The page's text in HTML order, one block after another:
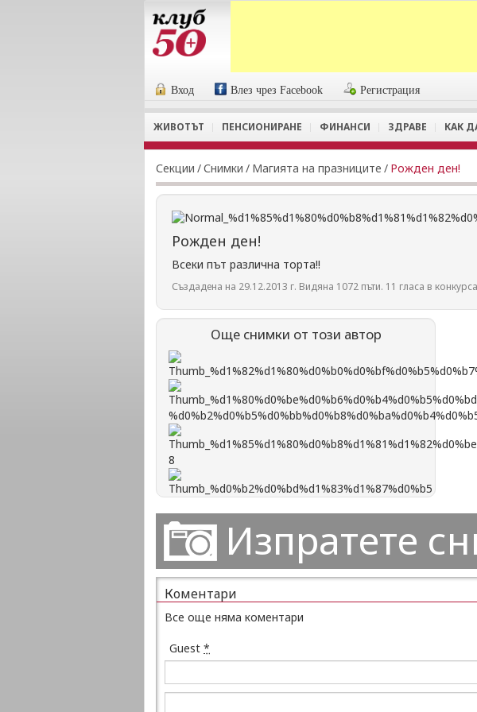
Вход Влез чрез Facebook Регистрация
ЖИВОТЪТ ПЕНСИОНИРАНЕ ФИНАНСИ ЗДРАВЕ КАК
Секции /Снимки / Магията на празниците / Рожден ден!
Рожден ден!
Всеки път различна торта!!
Създадена на 29.12.2013 г. Видяна 1072 пъти. 11 гласа в
Още снимки от този автор
Изпратете
Коментари
Все още няма коментари
Guest *